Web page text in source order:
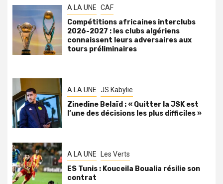
A LA UNE CAF
Compétitions africaines interclubs
2026-2027 : les clubs algériens
connaissent leurs adversaires aux
tours préliminaires
A LA UNE JS Kabylie
Zinedine Belaïd : « Quitter la JSK est
l’une des décisions les plus difficiles »
A LA UNE Les Verts
ES Tunis : Kouceila Boualia résilie son
contrat